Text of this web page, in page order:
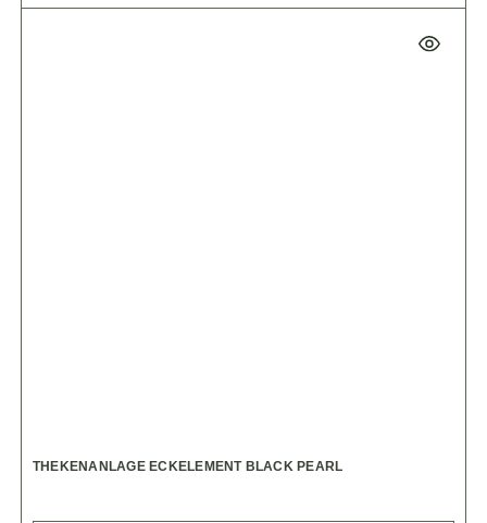
THEKENANLAGE ECKELEMENT BLACK PEARL